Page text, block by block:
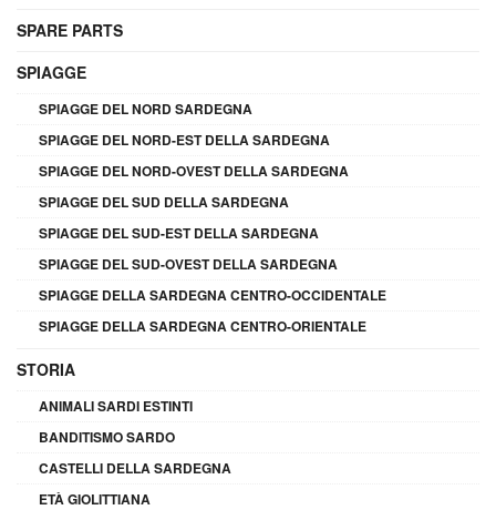
SPARE PARTS
SPIAGGE
SPIAGGE DEL NORD SARDEGNA
SPIAGGE DEL NORD-EST DELLA SARDEGNA
SPIAGGE DEL NORD-OVEST DELLA SARDEGNA
SPIAGGE DEL SUD DELLA SARDEGNA
SPIAGGE DEL SUD-EST DELLA SARDEGNA
SPIAGGE DEL SUD-OVEST DELLA SARDEGNA
SPIAGGE DELLA SARDEGNA CENTRO-OCCIDENTALE
SPIAGGE DELLA SARDEGNA CENTRO-ORIENTALE
STORIA
ANIMALI SARDI ESTINTI
BANDITISMO SARDO
CASTELLI DELLA SARDEGNA
ETÀ GIOLITTIANA